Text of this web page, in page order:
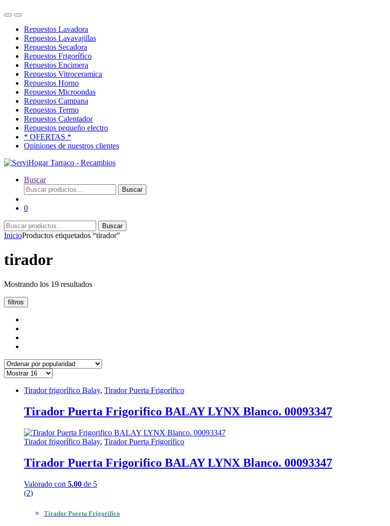
OpenClose
Repuestos Lavadora
Repuestos Lavavajillas
Repuestos Secadora
Repuestos Frigorífico
Repuestos Encimera
Repuestos Vitroceramica
Repuestos Horno
Repuestos Microondas
Repuestos Campana
Repuestos Termo
Repuestos Calentador
Repuestos pequeño electro
* OFERTAS *
Opiniones de nuestros clientes
Buscar
Buscar
por:
Buscar
0
Buscar
por:
Buscar
InicioProductos etiquetados “tirador”
tirador
Mostrando los 19 resultadosOrdenado
filtros
Tirador frigorífico Balay, Tirador Puerta Frigorífico
Tirador Puerta Frigorifico BALAY LYNX Blanco. 00093347
Tirador frigorífico Balay, Tirador Puerta Frigorífico
Tirador Puerta Frigorifico BALAY LYNX Blanco. 00093347
Valorado con 5.00 de 5
(2)
Tirador Puerta Frigorífico